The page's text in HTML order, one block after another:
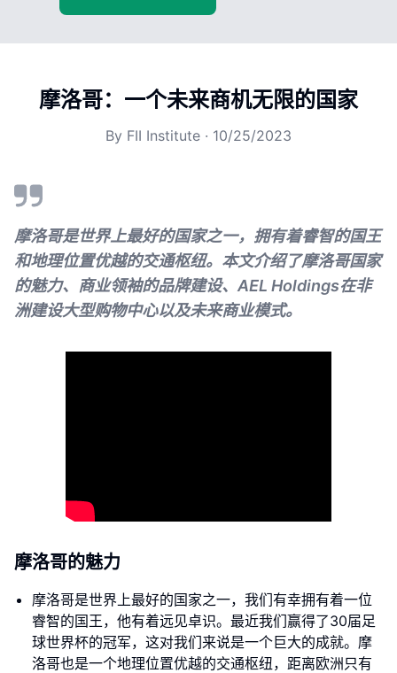
摩洛哥：一个未来商机无限的国家
By FII Institute · 10/25/2023
摩洛哥是世界上最好的国家之一，拥有着睿智的国王
和地理位置优越的交通枢纽。本文介绍了摩洛哥国家
的魅力、商业领袖的品牌建设、AEL Holdings在非
洲建设大型购物中心以及未来商业模式。
摩洛哥的魅力
摩洛哥是世界上最好的国家之一，我们有幸拥有着一位
睿智的国王，他有着远见卓识。最近我们赢得了30届足
球世界杯的冠军，这对我们来说是一个巨大的成就。摩
洛哥也是一个地理位置优越的交通枢纽，距离欧洲只有